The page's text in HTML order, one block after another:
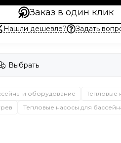
Заказ в один клик
Нашли дешевле? Задать
Выбрать
и оборудование Тепловые
Тепловые насосы для